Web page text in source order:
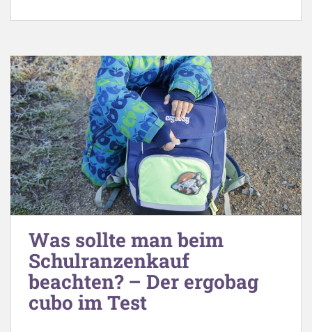
Was sollte man beim
Schulranzenkauf
beachten? – Der ergobag
cubo im Test